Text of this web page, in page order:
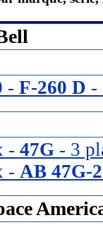
- F-260 D -
- 47G - 3
- AB 47G-2